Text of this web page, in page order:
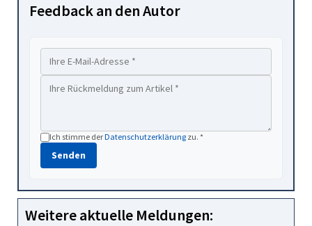
Feedback an den Autor
Ich stimme derDatenschutzerklärung zu. *
Senden
Weitere aktuelle Meldungen: